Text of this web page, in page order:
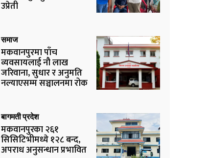
उप्रेती
समाज
मकवानपुरमा पाँच
व्यवसायलाई नौ लाख
जरिवाना, सुधार र अनुमति
नल्याएसम्म सञ्चालनमा रोक
बागमती प्रदेश
मकवानपुरका २६१
सिसिटिभीमध्ये १२८ बन्द,
अपराध अनुसन्धान प्रभावित